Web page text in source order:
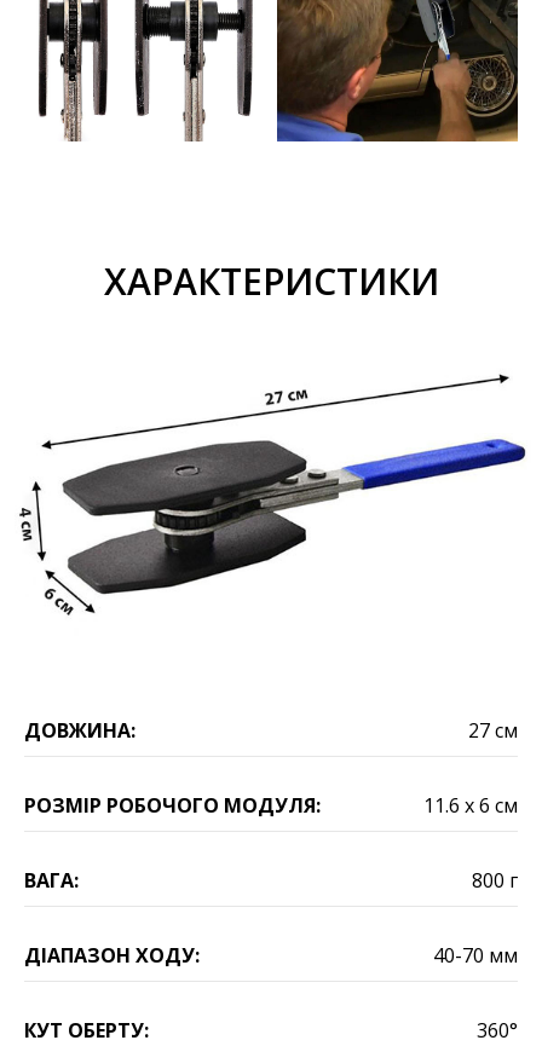
ХАРАКТЕРИСТИКИ
ДОВЖИНА: 27 см
РОЗМІР РОБОЧОГО МОДУЛЯ: 11.6 х 6 см
ВАГА: 800 г
ДІАПАЗОН ХОДУ: 40-70 мм
КУТ ОБЕРТУ: 360°